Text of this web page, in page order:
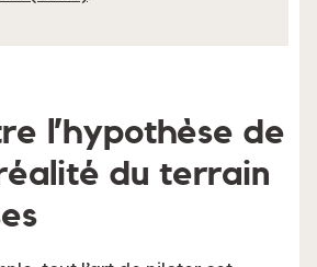
l’hypothèse de
du terrain